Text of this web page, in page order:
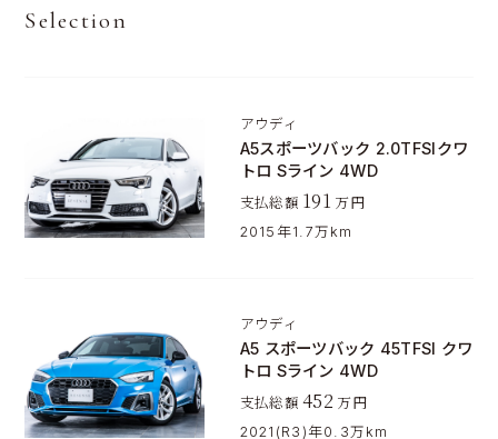
Selection
アウディ
A5スポーツバック 2.0TFSIクワ
トロ Sライン 4WD
支払総額 191 万円
2015年1.7万km
アウディ
A5 スポーツバック 45TFSI クワ
トロ Sライン 4WD
支払総額452 万円
2021(R3)年0.3万km